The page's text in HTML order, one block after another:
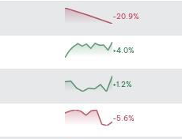
-20.9%
+4.0%
+1.2%
-5.6%